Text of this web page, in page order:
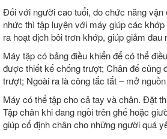
Đối với người cao tuổi, do chức năng vận
nhức thì tập luyện với máy giúp các
ra hoạt dịch bôi trơn khớp, giúp giảm đau
Máy tập có bảng điều khiển để có thể
được thiết kế chống trượt; Chân đế cũng
trượt; Ngoài ra là công tắc tắt – mở
Máy có thể tập cho cả tay và chân. Đặt
Tập chân khi đang ngồi trên ghế hoặc
giúp cố định chân cho những người quá